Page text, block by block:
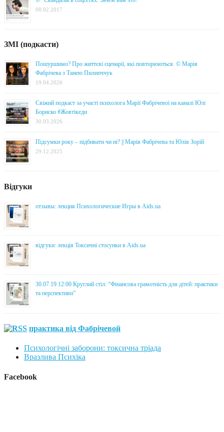
08.02.2017
ЗМІ (подкасти)
Пошуршимо? Про життєві сценарії, які повторюються. © Марія
Фабрічева з Танею Пилипччук
19.04.2026
Свіжий подкаст за участі психолога Марії Фабрічевої на каналі Юлі
Бориско #Жовтікеди
30.03.2026
Підсумки року – підбивати чи ні? || Марія Фабрічева та Юлія Зорій
29.12.2025
Відгуки
отзывы: лекция Психологические Игры в Aids.ua
відгуки: лекція Токсичні стосунки в Aids.ua
30.07.19 12:00 Круглий стіл: “Фінансова грамотність для дітей: практики
та перспективи”
практика від Фабрічевой
Психологічні заборони: токсична тріада
Вразлива Психіка
Facebook